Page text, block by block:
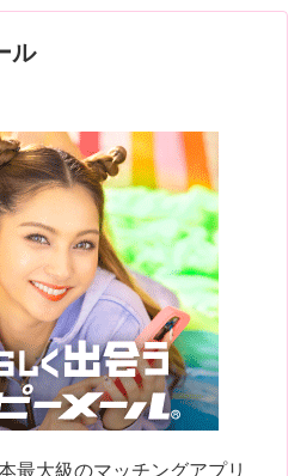
ル
最大級のマッチングアプリ